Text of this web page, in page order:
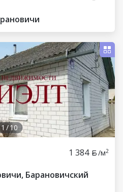
Барановичи
1/10
1 384 /м2
Барановичский